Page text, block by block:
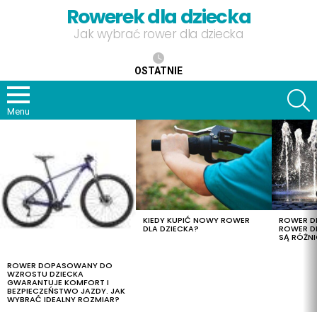
Rowerek dla dziecka
Jak wybrać rower dla dziecka
OSTATNIE
Menu
ROWER DOPASOWANY DO
WZROSTU DZIECKA
GWARANTUJE KOMFORT I
BEZPIECZEŃSTWO JAZDY. JAK
WYBRAĆ IDEALNY ROZMIAR?
KIEDY KUPIĆ NOWY ROWER
DLA DZIECKA?
ROWER
ROWER
SĄ